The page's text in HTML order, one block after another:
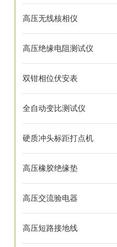
高压无线核相仪
高压绝缘电阻测试仪
双钳相位伏安表
全自动变比测试仪
硬质冲头标距打点机
高压橡胶绝缘垫
高压交流验电器
高压短路接地线